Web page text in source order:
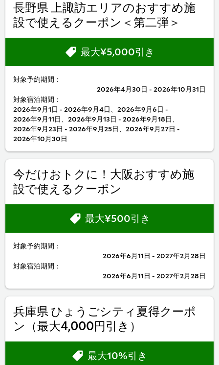
対象予約期間：
2026年4月30日 - 2026年10月31日
対象宿泊期間：
2026年9月1日 - 2026年9月4日、2026年9月6日 -
2026年9月11日、2026年9月13日 - 2026年9月18日、
2026年9月23日 - 2026年9月25日、2026年9月27日 -
2026年10月30日
最大¥5,000引き
長野県 上諏訪エリアのおすすめ施
設で使えるクーポン＜第二弾＞
対象予約期間：
2026年6月11日 - 2027年2月28日
対象宿泊期間：
2026年6月11日 - 2027年2月28日
最大¥500引き
今だけおトクに！大阪おすすめ施
設で使えるクーポン
最大10%引き
兵庫県 ひょうごシティ夏得クーポ
ン（最大4,000円引き）